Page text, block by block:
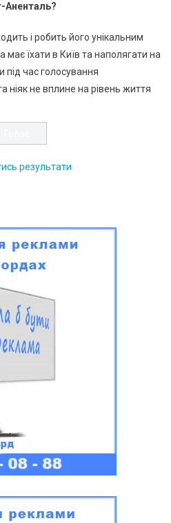
Аненталь?
і робить його унікальним
має їхати в Київ та наполягати на
під час голосування
ніяк не вплине на рівень життя
результати